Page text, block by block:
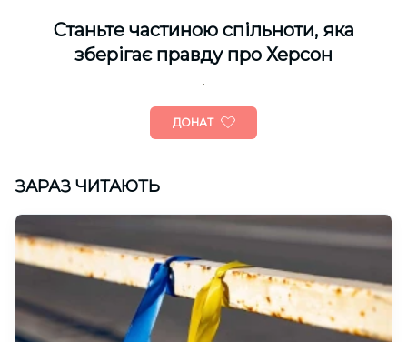
Cтаньте частиною спільноти, яка
зберігає правду про Херсон
ДОНАТ
ЗАРАЗ ЧИТАЮТЬ